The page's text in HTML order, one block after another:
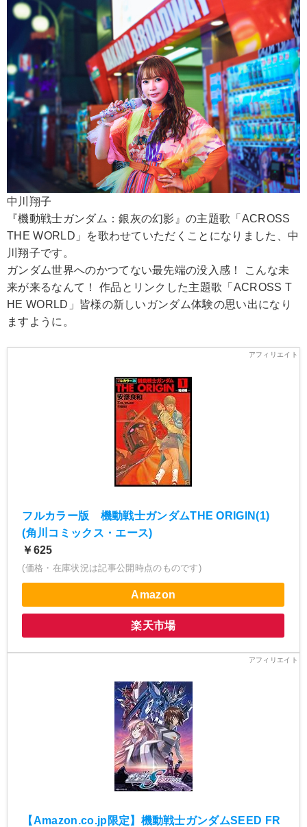
中川翔子
『機動戦士ガンダム：銀灰の幻影』の主題歌「ACROSS
THE WORLD」を歌わせていただくことになりました、中
川翔子です。
ガンダム世界へのかつてない最先端の没入感！ こんな未
来が来るなんて！ 作品とリンクした主題歌「ACROSS T
HE WORLD」皆様の新しいガンダム体験の思い出になり
ますように。
フルカラー版 機動戦士ガンダムTHE ORIGIN(1)
(角川コミックス・エース)
￥625
(価格・在庫状況は記事公開時点のものです)
Amazon
楽天市場
【Amazon.co.jp限定】機動戦士ガンダムSEED FR